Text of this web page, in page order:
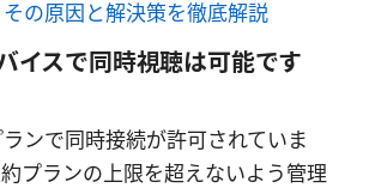
の原因と解決策を徹底解説
イスで同時視聴は可能です
ンで同時接続が許可されていま
プランの上限を超えないよう管理